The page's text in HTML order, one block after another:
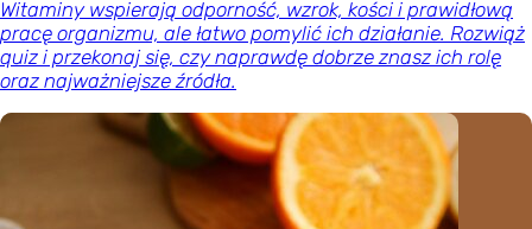
Witaminy wspierają odporność, wzrok, kości i prawidłową
pracę organizmu, ale łatwo pomylić ich działanie. Rozwiąż
quiz i przekonaj się, czy naprawdę dobrze znasz ich rolę
oraz najważniejsze źródła.